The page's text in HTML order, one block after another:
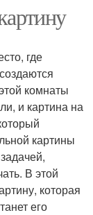
где
комнаты
и картина на
картины
В этой
которая
его